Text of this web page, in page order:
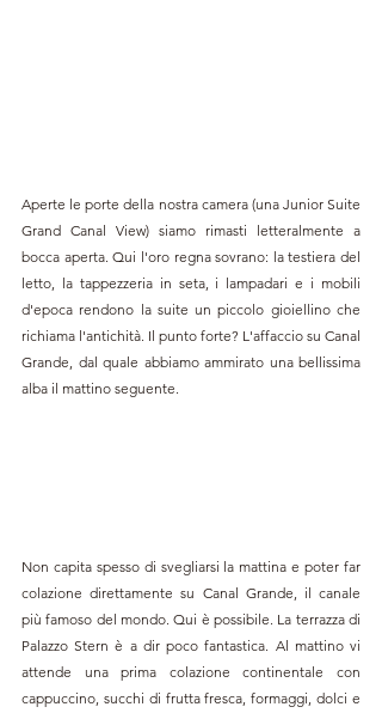
Aperte le porte della nostra camera (una Junior Suite
Grand Canal View) siamo rimasti letteralmente a
bocca aperta. Qui l'oro regna sovrano: la testiera del
letto, la tappezzeria in seta, i lampadari e i mobili
d'epoca rendono la suite un piccolo gioiellino che
richiama l'antichità. Il punto forte? L'affaccio su Canal
Grande, dal quale abbiamo ammirato una bellissima
alba il mattino seguente.
Non capita spesso di svegliarsi la mattina e poter far
colazione direttamente su Canal Grande, il canale
più famoso del mondo. Qui è possibile. La terrazza di
Palazzo Stern è a dir poco fantastica. Al mattino vi
attende una prima colazione continentale con
cappuccino, succhi di frutta fresca, formaggi, dolci e